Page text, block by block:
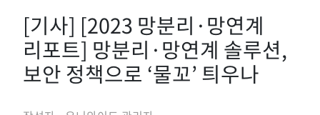
[기사] [2023 망분리·망연계
리포트] 망분리·망연계 솔루션,
보안 정책으로 ‘물꼬’ 틔우나